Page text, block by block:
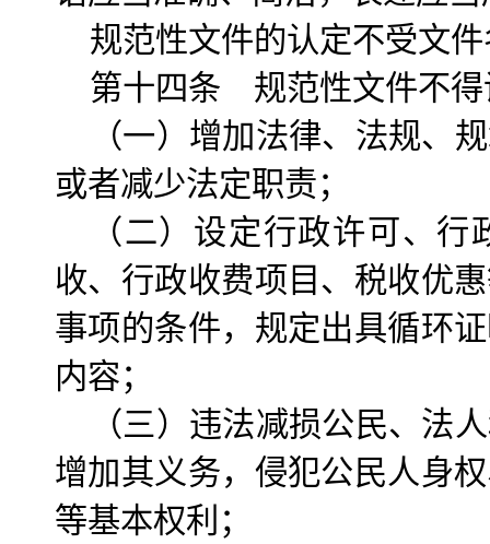
规范性文件的认定不受文
第十四条 规范性文件不得
（一）增加法律、法规、
或者减少法定职责；
（二）设定行政许可、
收、行政收费项目、税收优
事项的条件，规定出具循环
内容；
（三）违法减损公民、法
增加其义务，侵犯公民人身
等基本权利；